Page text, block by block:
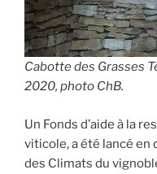
Cabotte des Grasses
2020, photo ChB.
Un Fonds d’aide à la
viticole, a été lancé en
des Climats du